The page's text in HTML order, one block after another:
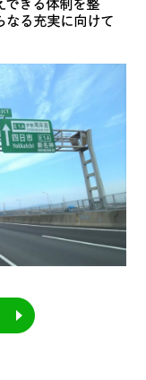
できる体制を整
なる充実に向けて